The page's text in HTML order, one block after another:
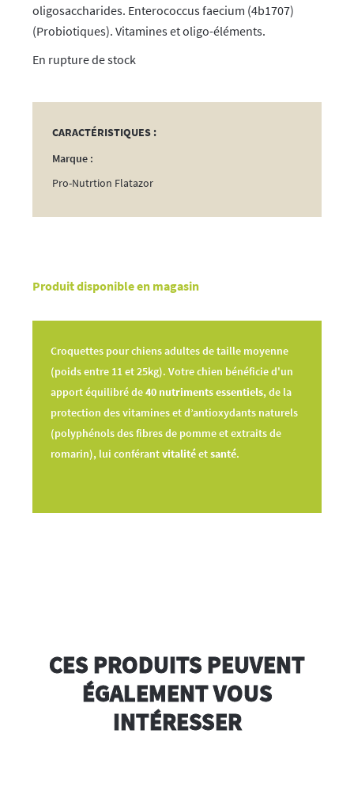
Produit disponible en magasin
Croquettes pour chiens adultes de taille moyenne
(poids entre 11 et 25kg). Votre chien bénéficie d'un
apport équilibré de40 nutriments essentiels, de la
protection des vitamines et d’antioxydants naturels
(polyphénols des fibres de pomme et extraits de
romarin), lui conférantvitalitéetsanté.
oligosaccharides. Enterococcus faecium (4b1707)
(Probiotiques). Vitamines et oligo-éléments.
rupture de stock
CARACTÉRISTIQUES :
Marque :
Pro-Nutrtion Flatazor
CES PRODUITS PEUVENT
ÉGALEMENT VOUS
INTÉRESSER